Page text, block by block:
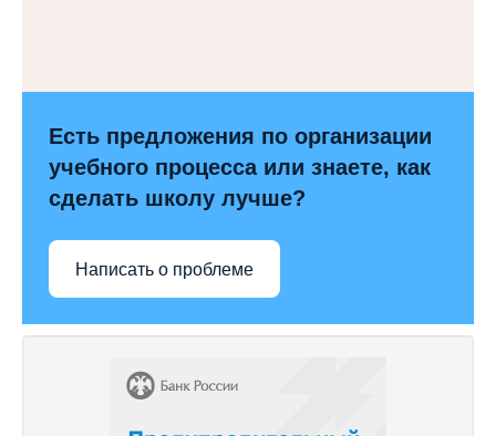
Есть предложения по организации
учебного процесса или знаете, как
сделать школу лучше?
Написать о проблеме